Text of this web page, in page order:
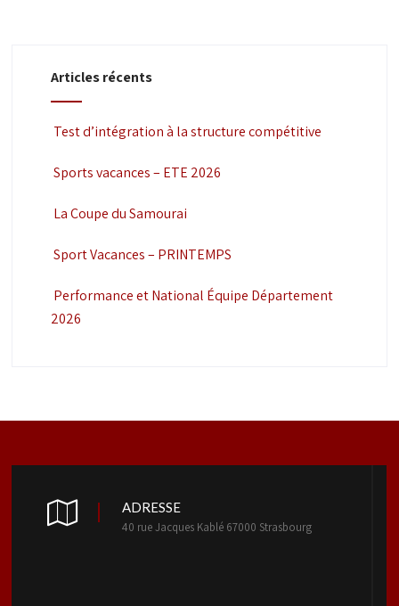
Articles récents
Test d’intégration à la structure compétitive
Sports vacances – ETE 2026
La Coupe du Samourai
Sport Vacances – PRINTEMPS
Performance et National Équipe Département
2026
ADRESSE
40 rue Jacques Kablé 67000 Strasbourg